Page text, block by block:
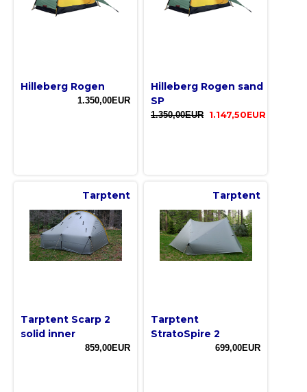
Hilleberg Rogen
1.350,00EUR
Hilleberg Rogen sand
SP
1.350,00EUR 1.147,50EUR
Tarptent
Tarptent Scarp 2
solid inner
859,00EUR
Tarptent
Tarptent
StratoSpire 2
699,00EUR